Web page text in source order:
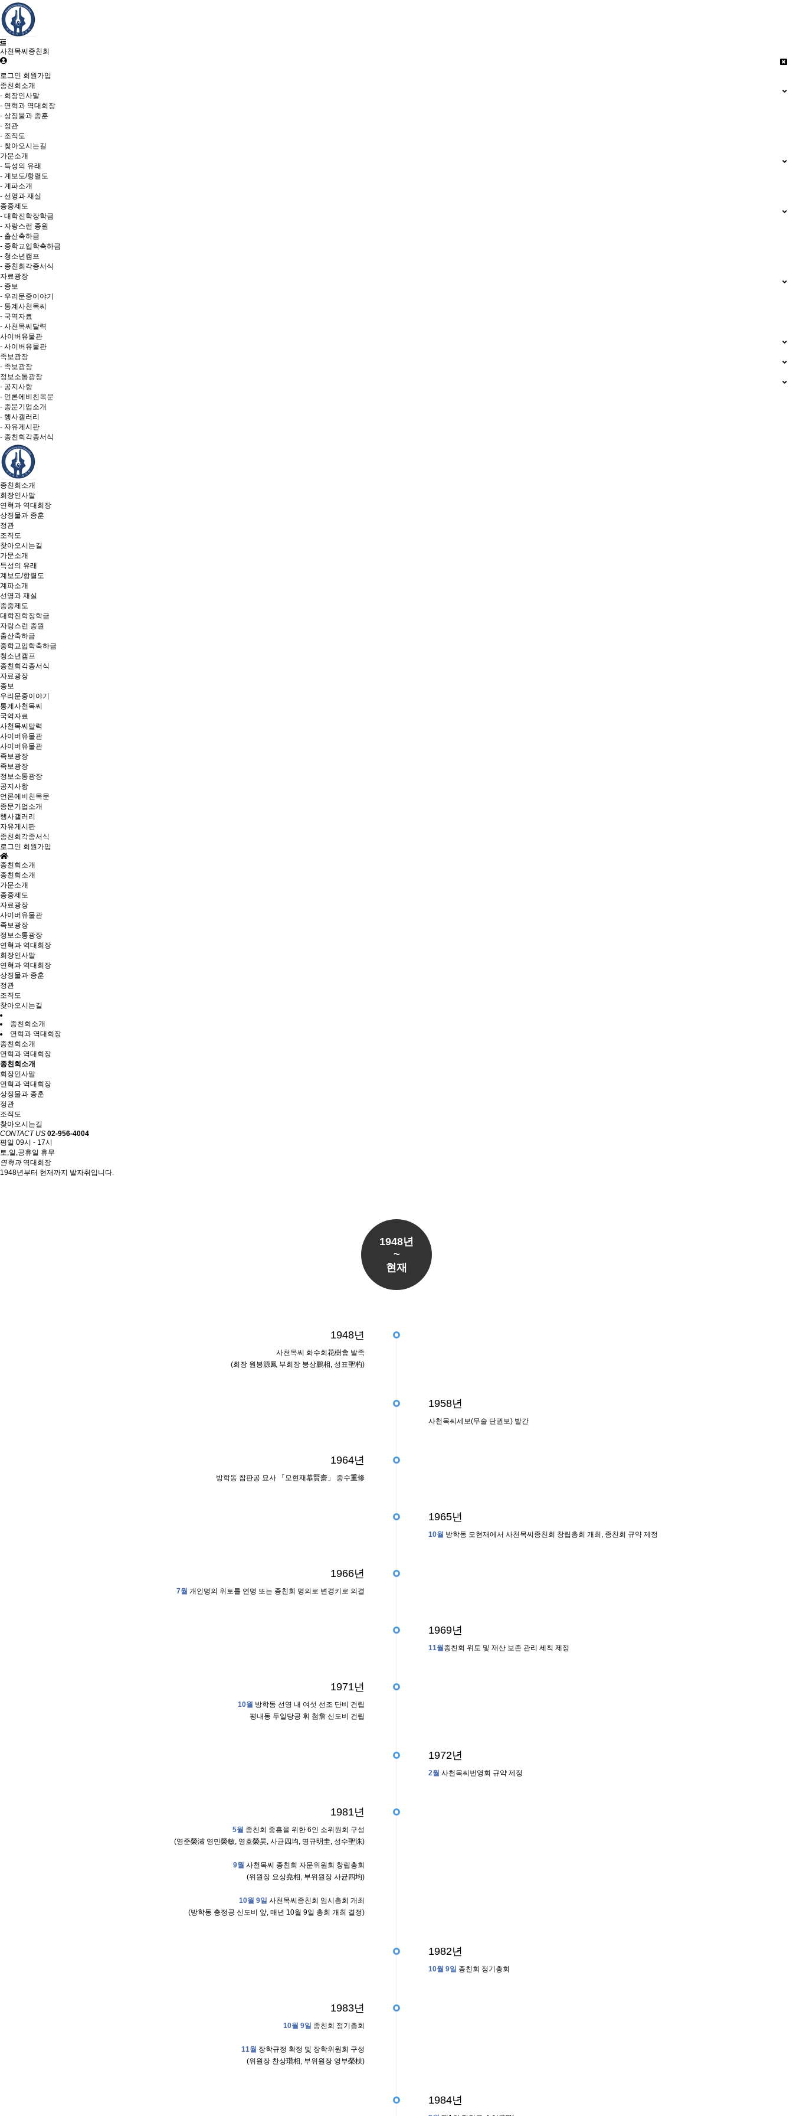
사천목씨종친회
로그인 회원가입
종친회소개
- 회장인사말
- 연혁과 역대회장
- 상징물과 종훈
- 정관
- 조직도
- 찾아오시는길
가문소개
- 득성의 유래
- 계보도/항렬도
- 계파소개
- 선영과 재실
종중제도
- 대학진학장학금
- 자랑스런 종원
- 출산축하금
- 중학교입학축하금
- 청소년캠프
- 종친회각종서식
자료광장
- 종보
- 우리문중이야기
- 통계사천목씨
- 국역자료
- 사천목씨달력
사이버유물관
- 사이버유물관
족보광장
- 족보광장
정보소통광장
- 공지사항
- 언론에비친목문
- 종문기업소개
- 행사갤러리
- 자유게시판
- 종친회각종서식
종친회소개
회장인사말
연혁과 역대회장
상징물과 종훈
정관
조직도
찾아오시는길
가문소개
득성의 유래
계보도/항렬도
계파소개
선영과 재실
종중제도
대학진학장학금
자랑스런 종원
출산축하금
중학교입학축하금
청소년캠프
종친회각종서식
자료광장
종보
우리문중이야기
통계사천목씨
국역자료
사천목씨달력
사이버유물관
사이버유물관
족보광장
족보광장
정보소통광장
공지사항
언론에비친목문
종문기업소개
행사갤러리
자유게시판
종친회각종서식
로그인 회원가입
종친회소개
종친회소개
가문소개
종중제도
자료광장
사이버유물관
족보광장
정보소통광장
연혁과 역대회장
회장인사말
연혁과 역대회장
상징물과 종훈
정관
조직도
찾아오시는길
종친회소개
연혁과 역대회장
종친회소개
연혁과 역대회장
종친회소개
회장인사말
연혁과 역대회장
상징물과 종훈
정관
조직도
찾아오시는길
CONTACT US 02-956-4004
평일 09시 - 17시
토,일,공휴일 휴무
연혁과역대회장
1948년부터 현재까지 발자취입니다.
1948년
~
현재
1948년
사천목씨 화수회花樹會 발족
(회장 원봉源鳳 부회장 붕상鵬相, 성표聖杓)
1958년
사천목씨세보(무술 단권보) 발간
1964년
방학동 참판공 묘사 「모현재慕賢齋」 중수重修
1965년
10월 방학동 모현재에서 사천목씨종친회 창립총회 개최, 종친회 규약 제정
1966년
7월 개인명의 위토를 연명 또는 종친회 명의로 변경키로 의결
1969년
11월종친회 위토 및 재산 보존 관리 세칙 제정
1971년
10월 방학동 선영 내 여섯 선조 단비 건립
평내동 두일당공 휘 첨詹 신도비 건립
1972년
2월 사천목씨번영회 규약 제정
1981년
5월 종친회 중흥을 위한 6인 소위원회 구성
(영준榮濬 영민榮敏, 영호榮昊, 사균四均, 명규明圭, 성수聖洙)
9월 사천목씨 종친회 자문위원회 창립총회
(위원장 요상堯相, 부위원장 사균四均)
10월 9일 사천목씨종친회 임시총회 개최
(방학동 충정공 신도비 앞, 매년 10월 9일 총회 개최 결정)
1982년
10월 9일 종친회 정기총회
1983년
10월 9일 종친회 정기총회
11월 장학규정 확정 및 장학위원회 구성
(위원장 찬상瓚相, 부위원장 영부榮枎)
1984년